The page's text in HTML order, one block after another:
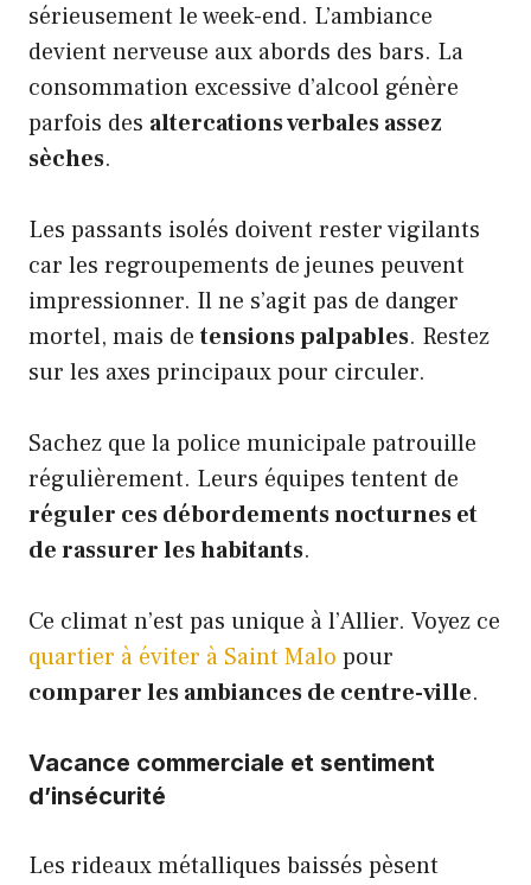
sérieusement le week-end. L’ambiance
devient nerveuse aux abords des bars. La
consommation excessive d’alcool génère
parfois des altercations verbales assez
sèches.
Les passants isolés doivent rester vigilants
car les regroupements de jeunes peuvent
impressionner. Il ne s’agit pas de danger
mortel, mais detensions palpables. Restez
sur les axes principaux pour circuler.
Sachez que la police municipale patrouille
régulièrement. Leurs équipes tentent de
réguler ces débordements nocturnes et
de rassurer les habitants.
Ce climat n’est pas unique à l’Allier. Voyez ce
quartier à éviter à Saint Malo pour
comparer les ambiances de centre-ville.
Vacance commerciale et sentiment
d’insécurité
Les rideaux métalliques baissés pèsent